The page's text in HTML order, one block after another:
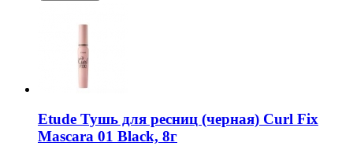
Etude Тушь для ресниц (черная) Curl Fix
Mascara 01 Black, 8г